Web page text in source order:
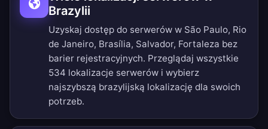
Brazylii
Uzyskaj dostęp do serwerów w São Paulo, Rio
de Janeiro, Brasília, Salvador, Fortaleza bez
barier rejestracyjnych. Przeglądaj wszystkie
534 lokalizacje serwerów i wybierz
najszybszą brazylijską lokalizację dla swoich
potrzeb.